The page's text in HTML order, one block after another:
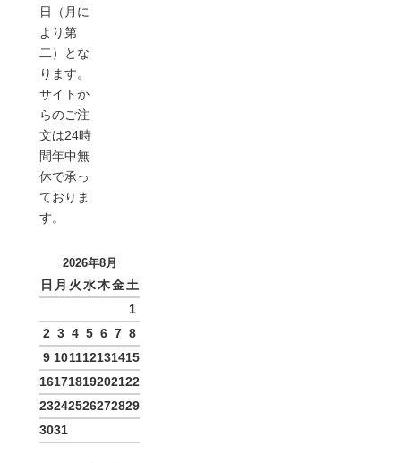
日（月に
より第
二）とな
ります。
サイトか
らのご注
文は24時
間年中無
休で承っ
ておりま
す。
2026年8月
日 月 火水木金土
1
2 3 4 5 6 7 8
9 101112131415
16171819202122
23242526272829
3031